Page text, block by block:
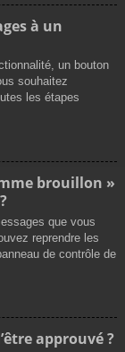
à un
un bouton
souhaitez
les étapes
brouillon »
que vous
reprendre les
de contrôle de
approuvé ?